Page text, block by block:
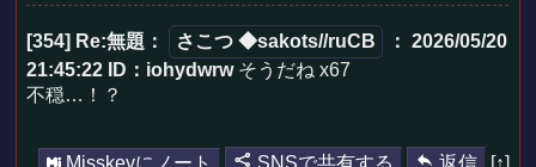
[354] Re:無題 ： さこつ ◆sakots//ruCB
： 2026/05/20
21:45:22
ID：iohydwrw そうだね x67
不穏…！？